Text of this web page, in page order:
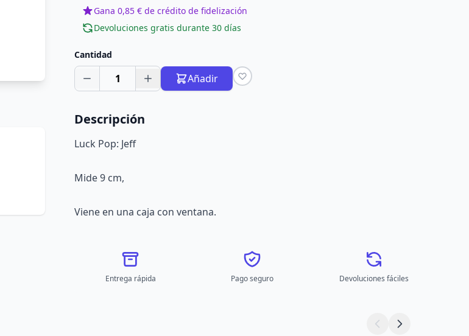
Gana 0,85 € de crédito de fidelización
Devoluciones gratis durante 30 días
Cantidad
1 Añadir
Descripción
Luck Pop: Jeff
Mide 9 cm,
Viene en una caja con ventana.
Entrega rápida Pago seguro Devoluciones fáciles